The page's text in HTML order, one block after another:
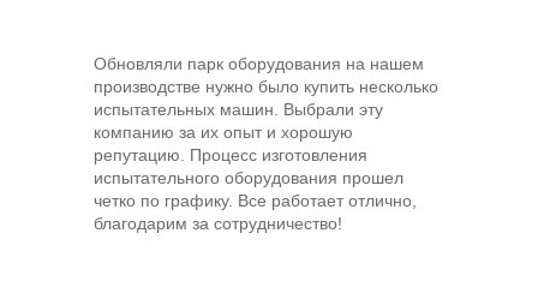
Обновляли парк оборудования на нашем
производстве нужно было купить несколько
испытательных машин. Выбрали эту
компанию за их опыт и хорошую
репутацию. Процесс изготовления
испытательного оборудования прошел
четко по графику. Все работает отлично,
благодарим за сотрудничество!